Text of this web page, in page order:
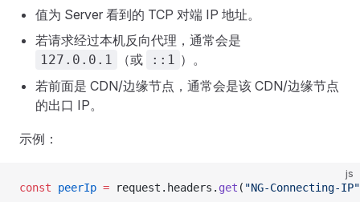
值为 Server 看到的 TCP 对端 IP 地址。
若请求经过本机反向代理，通常会是
127.0.0.1 （或 ::1 ）。
若前面是 CDN/边缘节点，通常会是该 CDN/边缘节点
的出口 IP。
示例：
js
const peerIp = request.headers. get ( "NG-Connecting-IP"